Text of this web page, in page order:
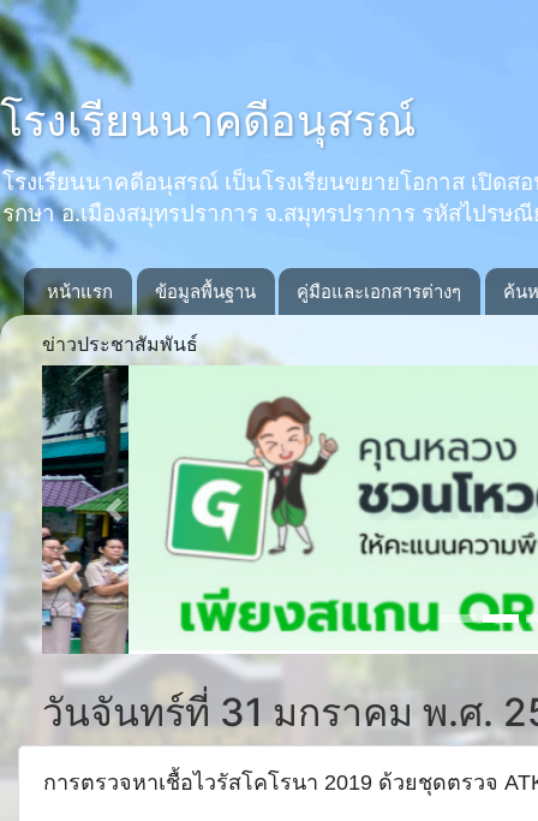
โรงเรียนนาคดีอนุสรณ์
โรงเรียนนาคดีอนุสรณ์ เป็นโรงเรียนขยายโอกาส เปิ
รกษา อ.เมืองสมุทรปราการ จ.สมุทรปราการ รหัสไปรษ
หน้าแรก ข้อมูลพื้นฐาน คู่มือและเอกสารต่างๆ ค้น
ข่าวประชาสัมพันธ์
Previous
วันจันทร์ที่ 31 มกราคม พ.ศ.
การตรวจหาเชื้อไวรัสโคโรนา 2019 ด้วยชุดตรวจ